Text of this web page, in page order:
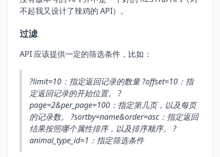
不起我又设计了辣鸡的 API）。
过滤
API 应该提供一定的筛选条件，比如：
?limit=10：指定返回记录的数量 ?offset=10：指
定返回记录的开始位置。 ?
page=2&per_page=100：指定第几页，以及每页
的记录数。 ?sortby=name&order=asc：指定返回
结果按照哪个属性排序，以及排序顺序。 ?
animal_type_id=1：指定筛选条件